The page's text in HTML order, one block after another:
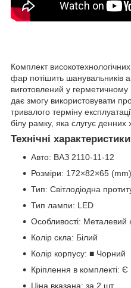
Комплект
фар потішить шанувальників
виготовлений у
дає змогу використовувати
тривалого терміну
білу рамку, яка слугує денних
Технічні
Авто: ВАЗ 2110-11-12
Розміри: 172×82×65 (mm)
Тип: Світлодіодна
Тип лампи: LED
Особливості: Металевий
Колір скла: Білий
Колір корпусу: ■ Чорний
Кріплення в комплекті: Є
Ціна вказана: за 2 шт.